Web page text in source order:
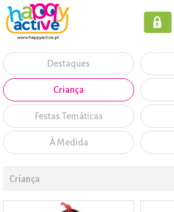
Destaques
Criança
Festas Temáticas
À Medida
Criança